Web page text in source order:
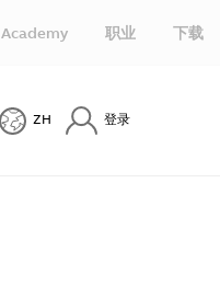
Academy 职业 下载
ZH 登录